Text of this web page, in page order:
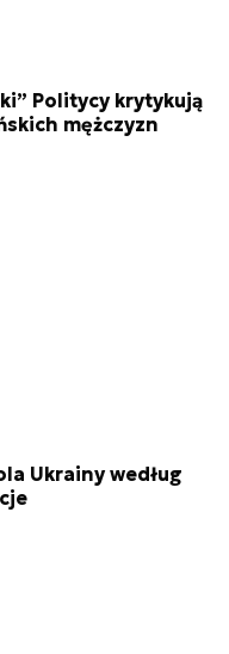
Politycy krytykują
mężczyzn
Ukrainy według